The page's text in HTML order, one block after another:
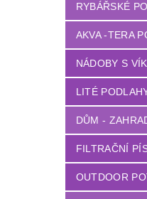
RYBÁŘSKÉ
AKVA -TERA
NÁDOBY S
LITÉ
DŮM -
FILTRAČNÍ
OUTDOOR